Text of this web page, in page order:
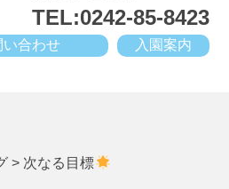
TEL:0242-85-8423
入園案内
い合わせ
> 次なる目標